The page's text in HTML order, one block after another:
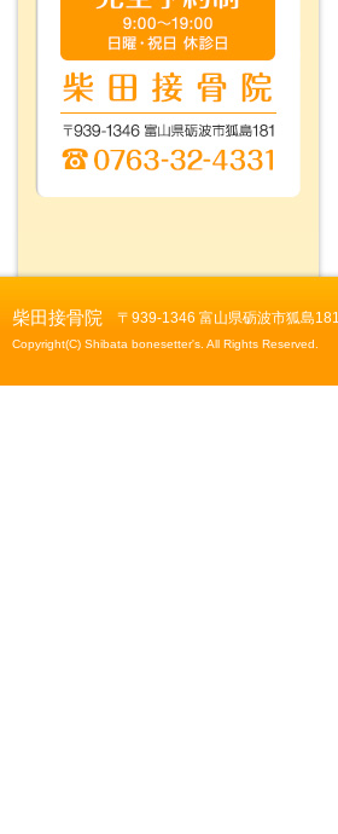
柴田接骨院 〒939-1346 富山県砺波市狐島
Copyright(C) Shibata bonesetter's. All Rights Reserved.